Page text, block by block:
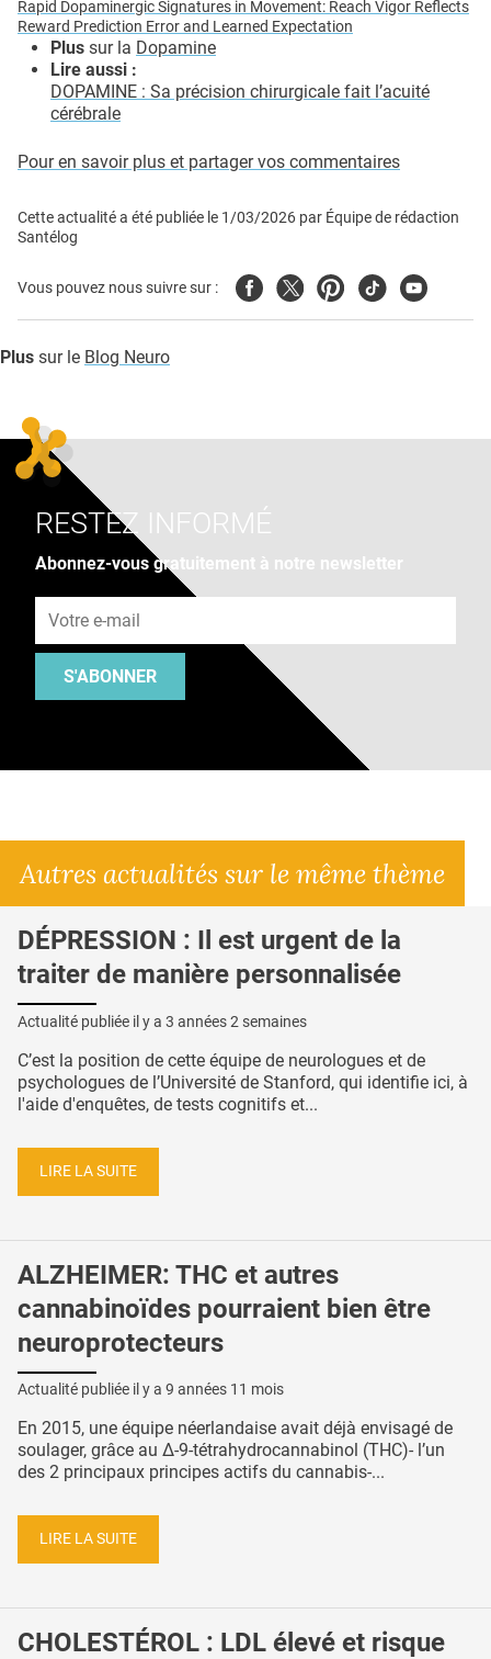
Rapid Dopaminergic Signatures in Movement: Reach Vigor Reflects
Reward Prediction Error and Learned Expectation
Plus sur la Dopamine
Lire aussi :
DOPAMINE : Sa précision chirurgicale fait l’acuité
cérébrale
Pour en savoir plus et partager vos commentaires
Cette actualité a été publiée le 1/03/2026 par Équipe de rédaction
Santélog
Vous pouvez nous suivre sur : FacebookTwitterPinterest
TiktokYoutube
Plus sur le Blog Neuro
RESTEZ INFORMÉ
Abonnez-vous gratuitement à notre newsletter
S'ABONNER
Autres actualités sur le même thème
DÉPRESSION : Il est urgent de la
traiter de manière personnalisée
Actualité publiée il y a 3 années 2 semaines
C’est la position de cette équipe de neurologues et de
psychologues de l’Université de Stanford, qui identifie ici, à
l'aide d'enquêtes, de tests cognitifs et...
LIRE LA SUITE
ALZHEIMER: THC et autres
cannabinoïdes pourraient bien être
neuroprotecteurs
Actualité publiée il y a 9 années 11 mois
En 2015, une équipe néerlandaise avait déjà envisagé de
soulager, grâce au Δ-9-tétrahydrocannabinol (THC)- l’un
des 2 principaux principes actifs du cannabis-...
LIRE LA SUITE
CHOLESTÉROL : LDL élevé et risque